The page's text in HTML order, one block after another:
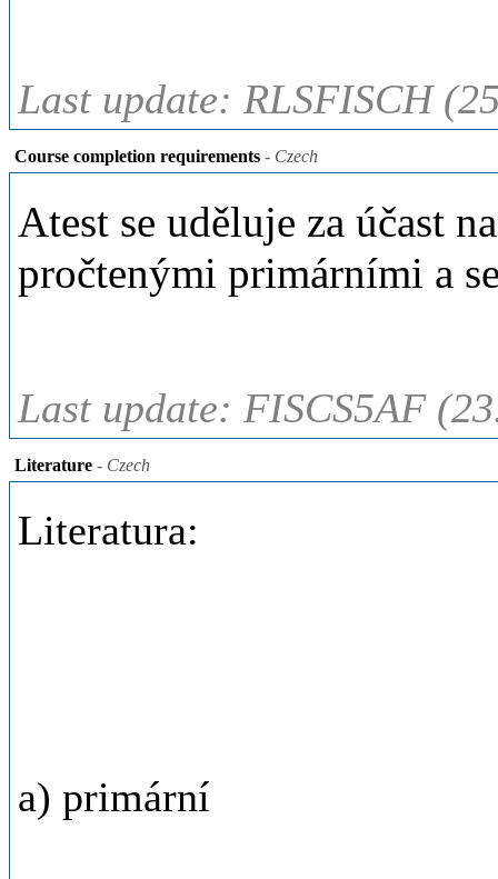
Last update: RLSFISCH
Course completion requirements - Czech
Atest se uděluje za účast
pročtenými primárními a
Last update: FISCS5AF
Literature - Czech
Literatura:
a) primární